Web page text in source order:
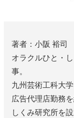
著者：小阪 裕司
オラクルひと・
事。
九州芸術工科大
広告代理店勤務
しくみ研究所を